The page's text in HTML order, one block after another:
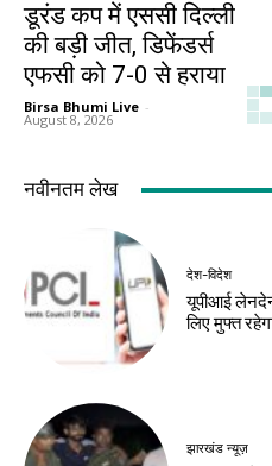
डूरंड कप में एससी दिल्ली
की बड़ी जीत, डिफेंडर्स
एफसी को 7-0 से हराया
Birsa Bhumi Live -
August 8, 2026
देश-विदेश
मप्र में आज तीन जिलों में
भारी बारिश का अलर्ट
August 8, 2026